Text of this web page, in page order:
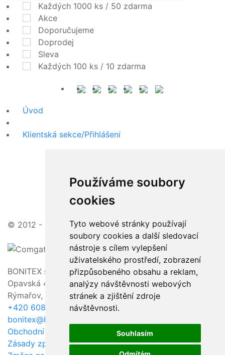
Používáme soubory
cookies
Tyto webové stránky používají
soubory cookies a další sledovací
nástroje s cílem vylepšení
uživatelského prostředí, zobrazení
přizpůsobeného obsahu a reklam,
analýzy návštěvnosti webových
stránek a zjištění zdroje
návštěvnosti.
Souhlasím
Každých 1000 ks / 50 zdarma
Akce
Doporučujeme
Doprodej
Sleva
Každých 100 ks / 10 zdarma
Úvod
Klientská sekce/Přihlášení
© 2012 - 2026 | zajímavé ceny, vstřícný přístup
BONITEX s.r.o.
Opavská 463/23,
Rýmařov, 795 01
+420 608 011 118
bonitex@bonitex.cz
Obchodní podmínky / GDPR
Zásady zpracování souborů cookie